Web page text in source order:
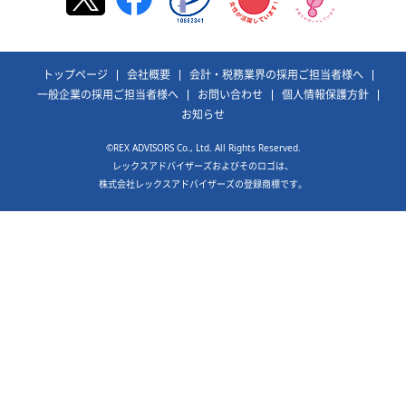
トップページ 会社概要
会計・税務業界の採用ご担当者様へ
一般企業の採用ご担当者様へ
お問い合わせ
個人情報保護方針
お知らせ
©REX ADVISORS Co., Ltd. All Rights Reserved.
レックスアドバイザーズおよびそのロゴは、
株式会社レックスアドバイザーズの登録商標です。